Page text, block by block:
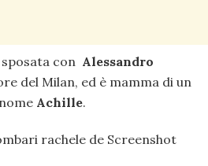
sposata con Alessandro
del Milan, ed è mamma di un
Achille.